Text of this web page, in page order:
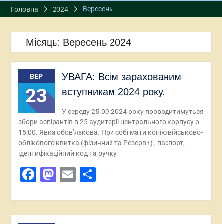
Головна 2024 Вересень
Місяць: Вересень 2024
ВЕР
23
УВАГА: Всім зарахованим
вступникам 2024 року.
У середу 25.09.2024 року проводитимуться
збори аспірантів в 25 аудиторії центрального корпусу о
15:00. Явка обов’язкова. При собі мати копію військово-
облікового квитка (фізичний та Резерв+) , паспорт,
ідентифікаційний код та ручку
Facebook
Mastodon
EmailПоділитися